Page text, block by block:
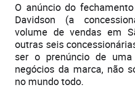
O anúncio do
Davidson (a
volume de vendas em
outras seis
ser o prenúncio de
negócios da marca, não
no mundo todo.